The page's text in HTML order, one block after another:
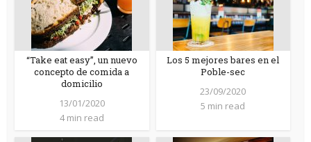
“Take eat easy”, un nuevo
concepto de comida a
domicilio
13/01/2020
4 min read
Los 5 mejores bares en el
Poble-sec
23/09/2020
5 min read